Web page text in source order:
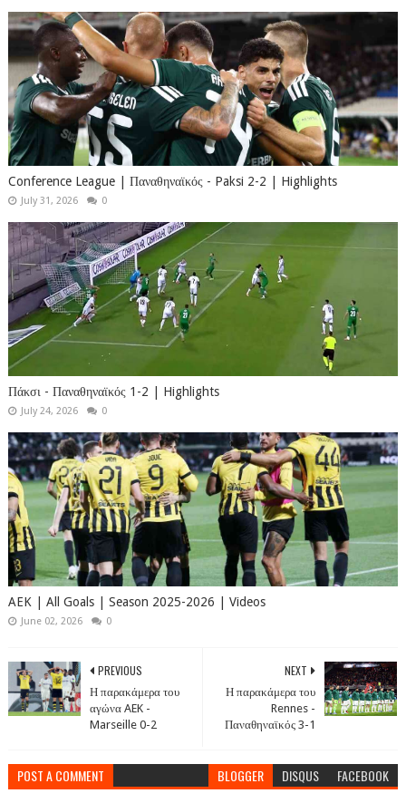
Conference League | Παναθηναϊκός - Paksi 2-2 | Highlights
July 31, 2026 0
Πάκσι - Παναθηναϊκός 1-2 | Highlights
July 24, 2026 0
AEK | All Goals | Season 2025-2026 | Videos
June 02, 2026 0
NEXT
Η παρακάμερα του
Rennes -
Παναθηναϊκός 3-1
PREVIOUS
Η παρακάμερα του
αγώνα AEK -
Marseille 0-2
POST A COMMENT BLOGGER DISQUS FACEBOOK